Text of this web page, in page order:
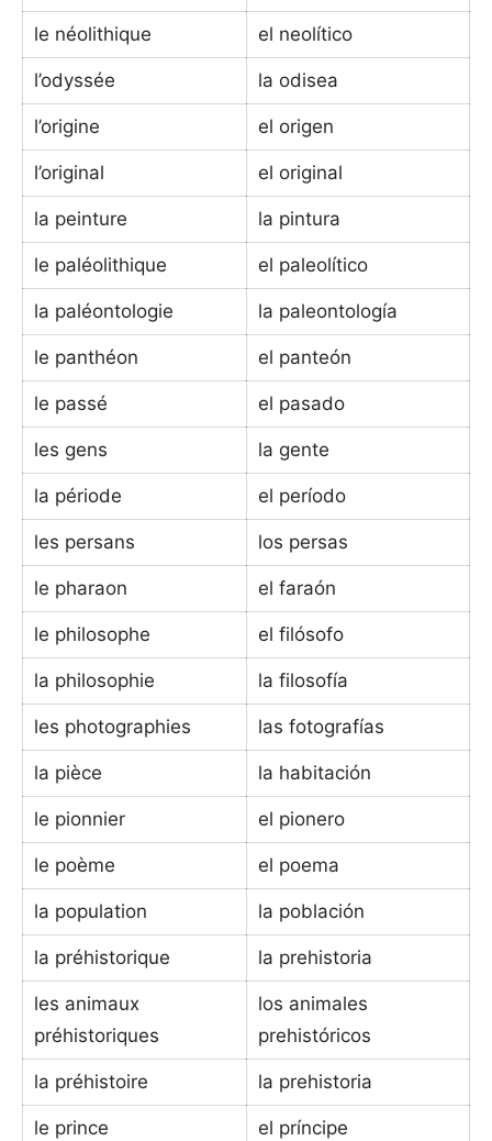
le néolithique el neolítico
l’odyssée la odisea
l’origine el origen
l’original el original
la peinture la pintura
le paléolithique el paleolítico
la paléontologie la paleontología
le panthéon el panteón
le passé el pasado
les gens la gente
la période el período
les persans los persas
le pharaon el faraón
le philosophe el filósofo
la philosophie la filosofía
les photographies las fotografías
la pièce la habitación
le pionnier el pionero
le poème el poema
la population la población
la préhistorique la prehistoria
les animaux
préhistoriques
los animales
prehistóricos
la préhistoire la prehistoria
le prince el príncipe